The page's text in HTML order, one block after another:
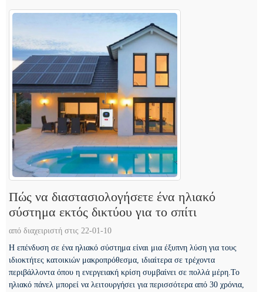
Πώς να διαστασιολογήσετε ένα ηλιακό
σύστημα εκτός δικτύου για το σπίτι
από διαχειριστή στις 22-01-10
Η επένδυση σε ένα ηλιακό σύστημα είναι μια έξυπνη λύση για τους
ιδιοκτήτες κατοικιών μακροπρόθεσμα, ιδιαίτερα σε τρέχοντα
περιβάλλοντα όπου η ενεργειακή κρίση συμβαίνει σε πολλά μέρη.Το
ηλιακό πάνελ μπορεί να λειτουργήσει για περισσότερα από 30 χρόνια,